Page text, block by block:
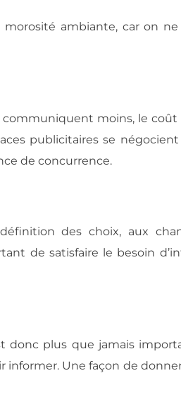
ambiante, car on
communiquent moins, le coût
publicitaires se
de concurrence.
des choix, aux
de satisfaire le besoin
donc plus que jamais
Une façon de